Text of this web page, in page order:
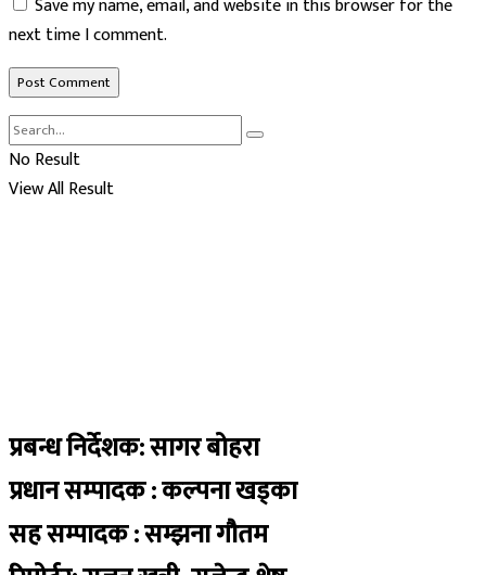
next time I comment.
No Result
View All Result
प्रबन्ध निर्देशक: सागर बोहरा
प्रधान सम्पादक : कल्पना खड्का
सह सम्पादक : सम्झना गौतम